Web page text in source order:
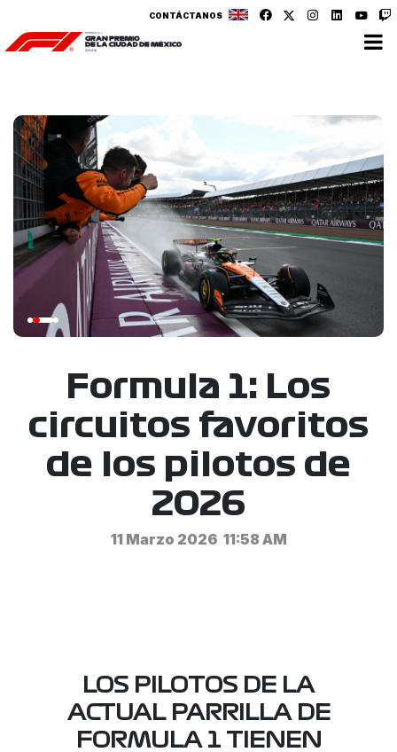
CONTÁCTANOS
Formula 1: Los
circuitos favoritos
de los pilotos de
2026
11 Marzo 2026 11:58 AM
LOS PILOTOS DE LA
ACTUAL PARRILLA DE
FORMULA 1 TIENEN